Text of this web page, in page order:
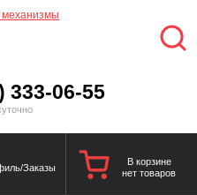
333-06-55
Заказы
В корзине
нет товаров